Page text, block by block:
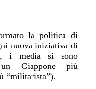
la politica di
nuova iniziativa di
i media si sono
Giappone più
“militarista”).